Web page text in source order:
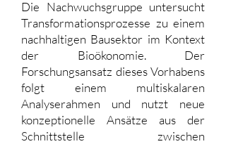
Die Nachwuchsgruppe untersucht
Transformationsprozesse zu einem
nachhaltigen Bausektor im Kontext
der Bioökonomie. Der
Forschungsansatz dieses Vorhabens
folgt einem multiskalaren
Analyserahmen und nutzt neue
konzeptionelle Ansätze aus der
Schnittstelle zwischen